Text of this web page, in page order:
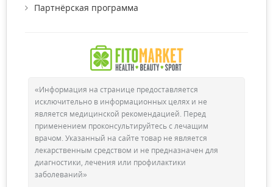
Партнёрская программа
«Информация на странице предоставляется
исключительно в информационных целях и не
является медицинской рекомендацией. Перед
применением проконсультируйтесь с лечащим
врачом. Указанный на сайте товар не является
лекарственным средством и не предназначен для
диагностики, лечения или профилактики
заболеваний»